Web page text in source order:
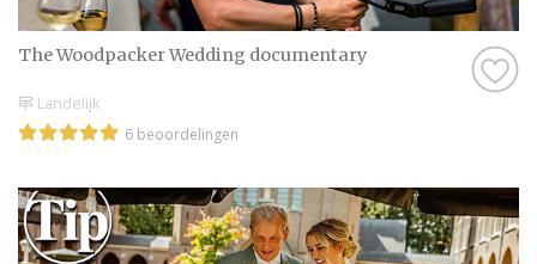
The Woodpacker Wedding documentary
Landelijk
6 beoordelingen